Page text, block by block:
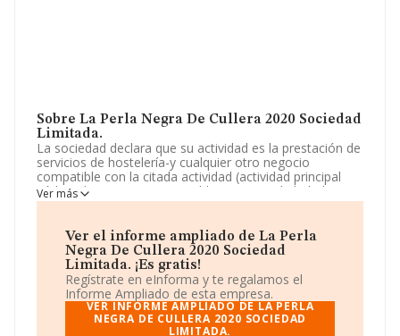
Sobre La Perla Negra De Cullera 2020 Sociedad
Limitada.
La sociedad declara que su actividad es la prestación de
servicios de hostelería-y cualquier otro negocio
compatible con la citada actividad (actividad principal
código de cnae n. 5630 establecimientos de bebidas). en
todo caso queda excluido el ejercicio de cualquier
cualesquiera otras. La sociedad está inscrita en el
Registro Mercantil como Sociedad Limitada. La
actividad de referencia CNAE corresponde a
'Establecimientos de bebidas', cuyo Código es 5630. La
compañía no tiene actividad en mercados exteriores.
El número de empleados ha sido el mismo con respecto
Ver más
Ver el informe ampliado de La Perla
Negra De Cullera 2020 Sociedad
Limitada. ¡Es gratis!
Regístrate en eInforma y te regalamos el
Informe Ampliado de esta empresa.
VER INFORME AMPLIADO DE LA PERLA
NEGRA DE CULLERA 2020 SOCIEDAD
LIMITADA.